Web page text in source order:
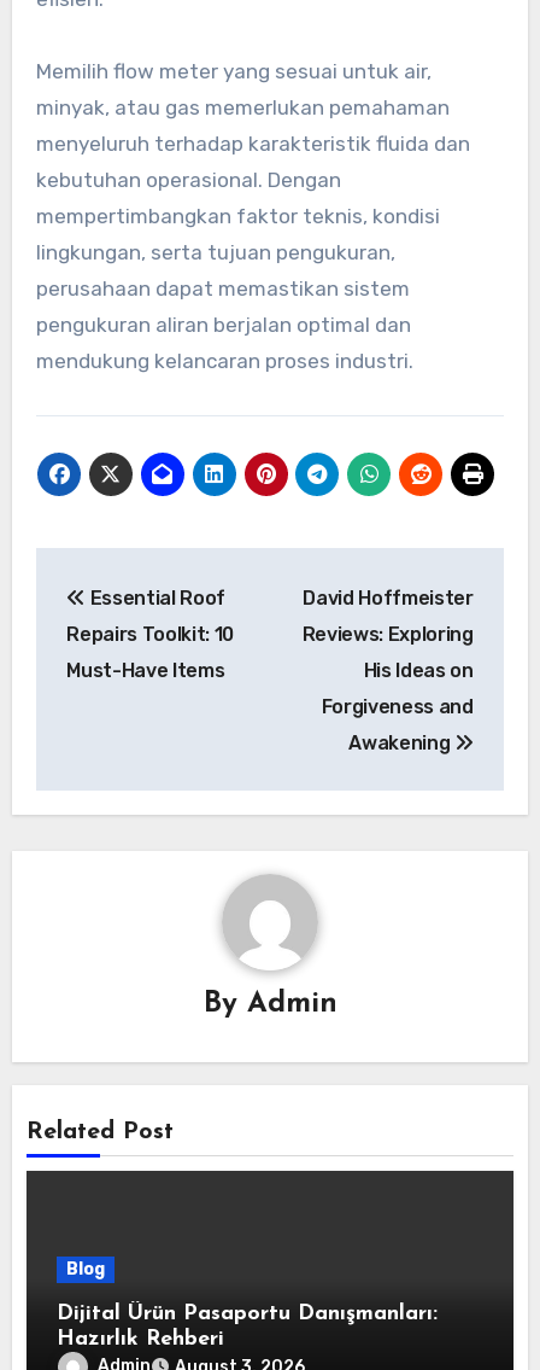
Memilih flow meter yang sesuai untuk air,
minyak, atau gas memerlukan pemahaman
menyeluruh terhadap karakteristik fluida dan
kebutuhan operasional. Dengan
mempertimbangkan faktor teknis, kondisi
lingkungan, serta tujuan pengukuran,
perusahaan dapat memastikan sistem
pengukuran aliran berjalan optimal dan
mendukung kelancaran proses industri.
navigation
Essential Roof
Repairs Toolkit: 10
Must-Have Items
David Hoffmeister
Reviews: Exploring
His Ideas on
Forgiveness and
Awakening
By Admin
Related Post
Blog
Dijital Ürün Pasaportu Danışmanları:
Hazırlık Rehberi